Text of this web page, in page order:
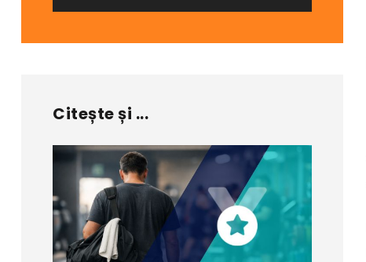
Citește și ...